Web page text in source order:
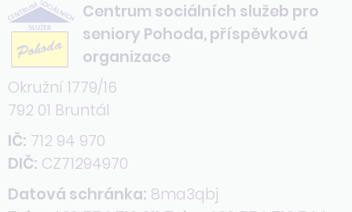
Centrum sociálních služeb pro
seniory Pohoda, příspěvková
organizace
Okružní 1779/16
792 01 Bruntál
IČ: 712 94 970
DIČ: CZ71294970
Datová schránka: 8ma3qbj